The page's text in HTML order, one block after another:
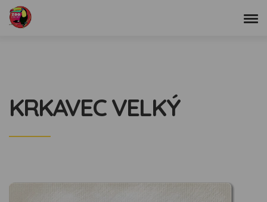
KRKAVEC VELKÝ